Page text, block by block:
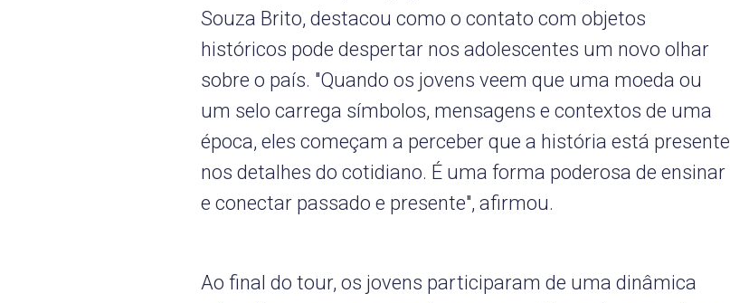
Souza Brito, destacou como o contato com objetos
históricos pode despertar nos adolescentes um novo olhar
sobre o país. "Quando os jovens veem que uma moeda ou
um selo carrega símbolos, mensagens e contextos de uma
época, eles começam a perceber que a história está presente
nos detalhes do cotidiano. É uma forma poderosa de ensinar
e conectar passado e presente", afirmou.
Ao final do tour, os jovens participaram de uma dinâmica